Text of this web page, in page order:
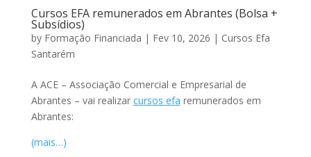
Cursos EFA remunerados em Abrantes (Bolsa +
Subsídios)
by Formação Financiada | Fev 10, 2026 | Cursos Efa
Santarém
A ACE – Associação Comercial e Empresarial de
Abrantes – vai realizar cursos efa remunerados em
Abrantes:
(mais…)